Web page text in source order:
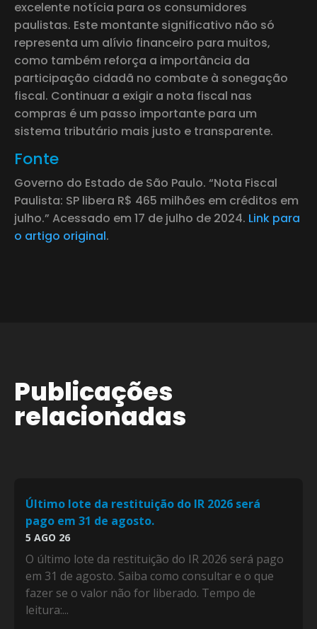
excelente notícia para os consumidores
paulistas. Este montante significativo não só
representa um alívio financeiro para muitos,
como também reforça a importância da
participação cidadã no combate à sonegação
fiscal. Continuar a exigir a nota fiscal nas
compras é um passo importante para um
sistema tributário mais justo e transparente.
Fonte
Governo do Estado de São Paulo. “Nota Fiscal
Paulista: SP libera R$ 465 milhões em créditos em
julho.” Acessado em 17 de julho de 2024. Link para
o artigo original.
Publicações
relacionadas
Último lote da restituição do IR 2026 será
pago em 31 de agosto.
5 AGO 26
O último lote da restituição do IR 2026 será pago
em 31 de agosto. Saiba como consultar e o que
fazer se o valor não for liberado. Tempo de
leitura:...